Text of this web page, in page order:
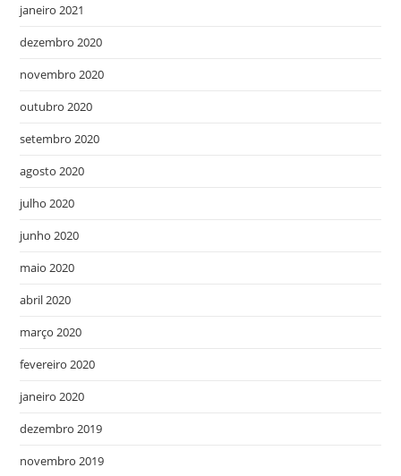
janeiro 2021
dezembro 2020
novembro 2020
outubro 2020
setembro 2020
agosto 2020
julho 2020
junho 2020
maio 2020
abril 2020
março 2020
fevereiro 2020
janeiro 2020
dezembro 2019
novembro 2019